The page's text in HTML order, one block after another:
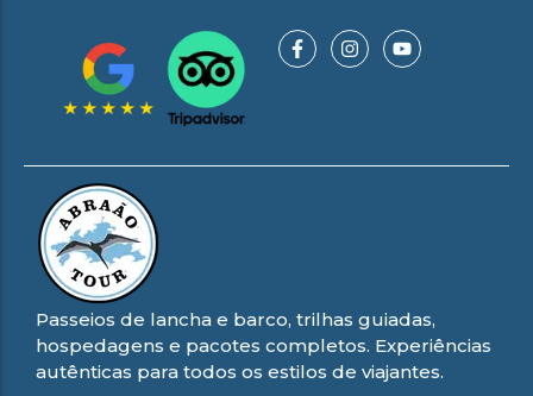
Passeios de lancha e barco, trilhas guiadas,
hospedagens e pacotes completos. Experiências
autênticas para todos os estilos de viajantes.